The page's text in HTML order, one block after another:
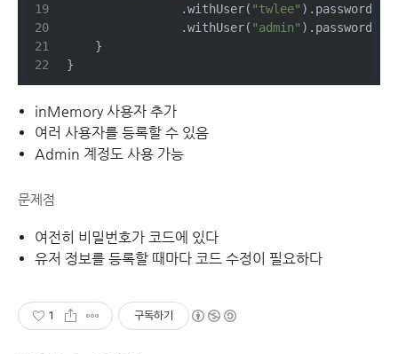
                .withUser(
"twlee" ).password(
                .withUser(
"admin" ).password(
    }
}
inMemory 사용자 추가
여러 사용자를 등록할 수 있음
Admin 계정도 사용 가능
문제점
여전히 비밀번호가 코드에 있다
유저 정보를 등록할 때마다 코드 수정이 필요하다
1 구독하기